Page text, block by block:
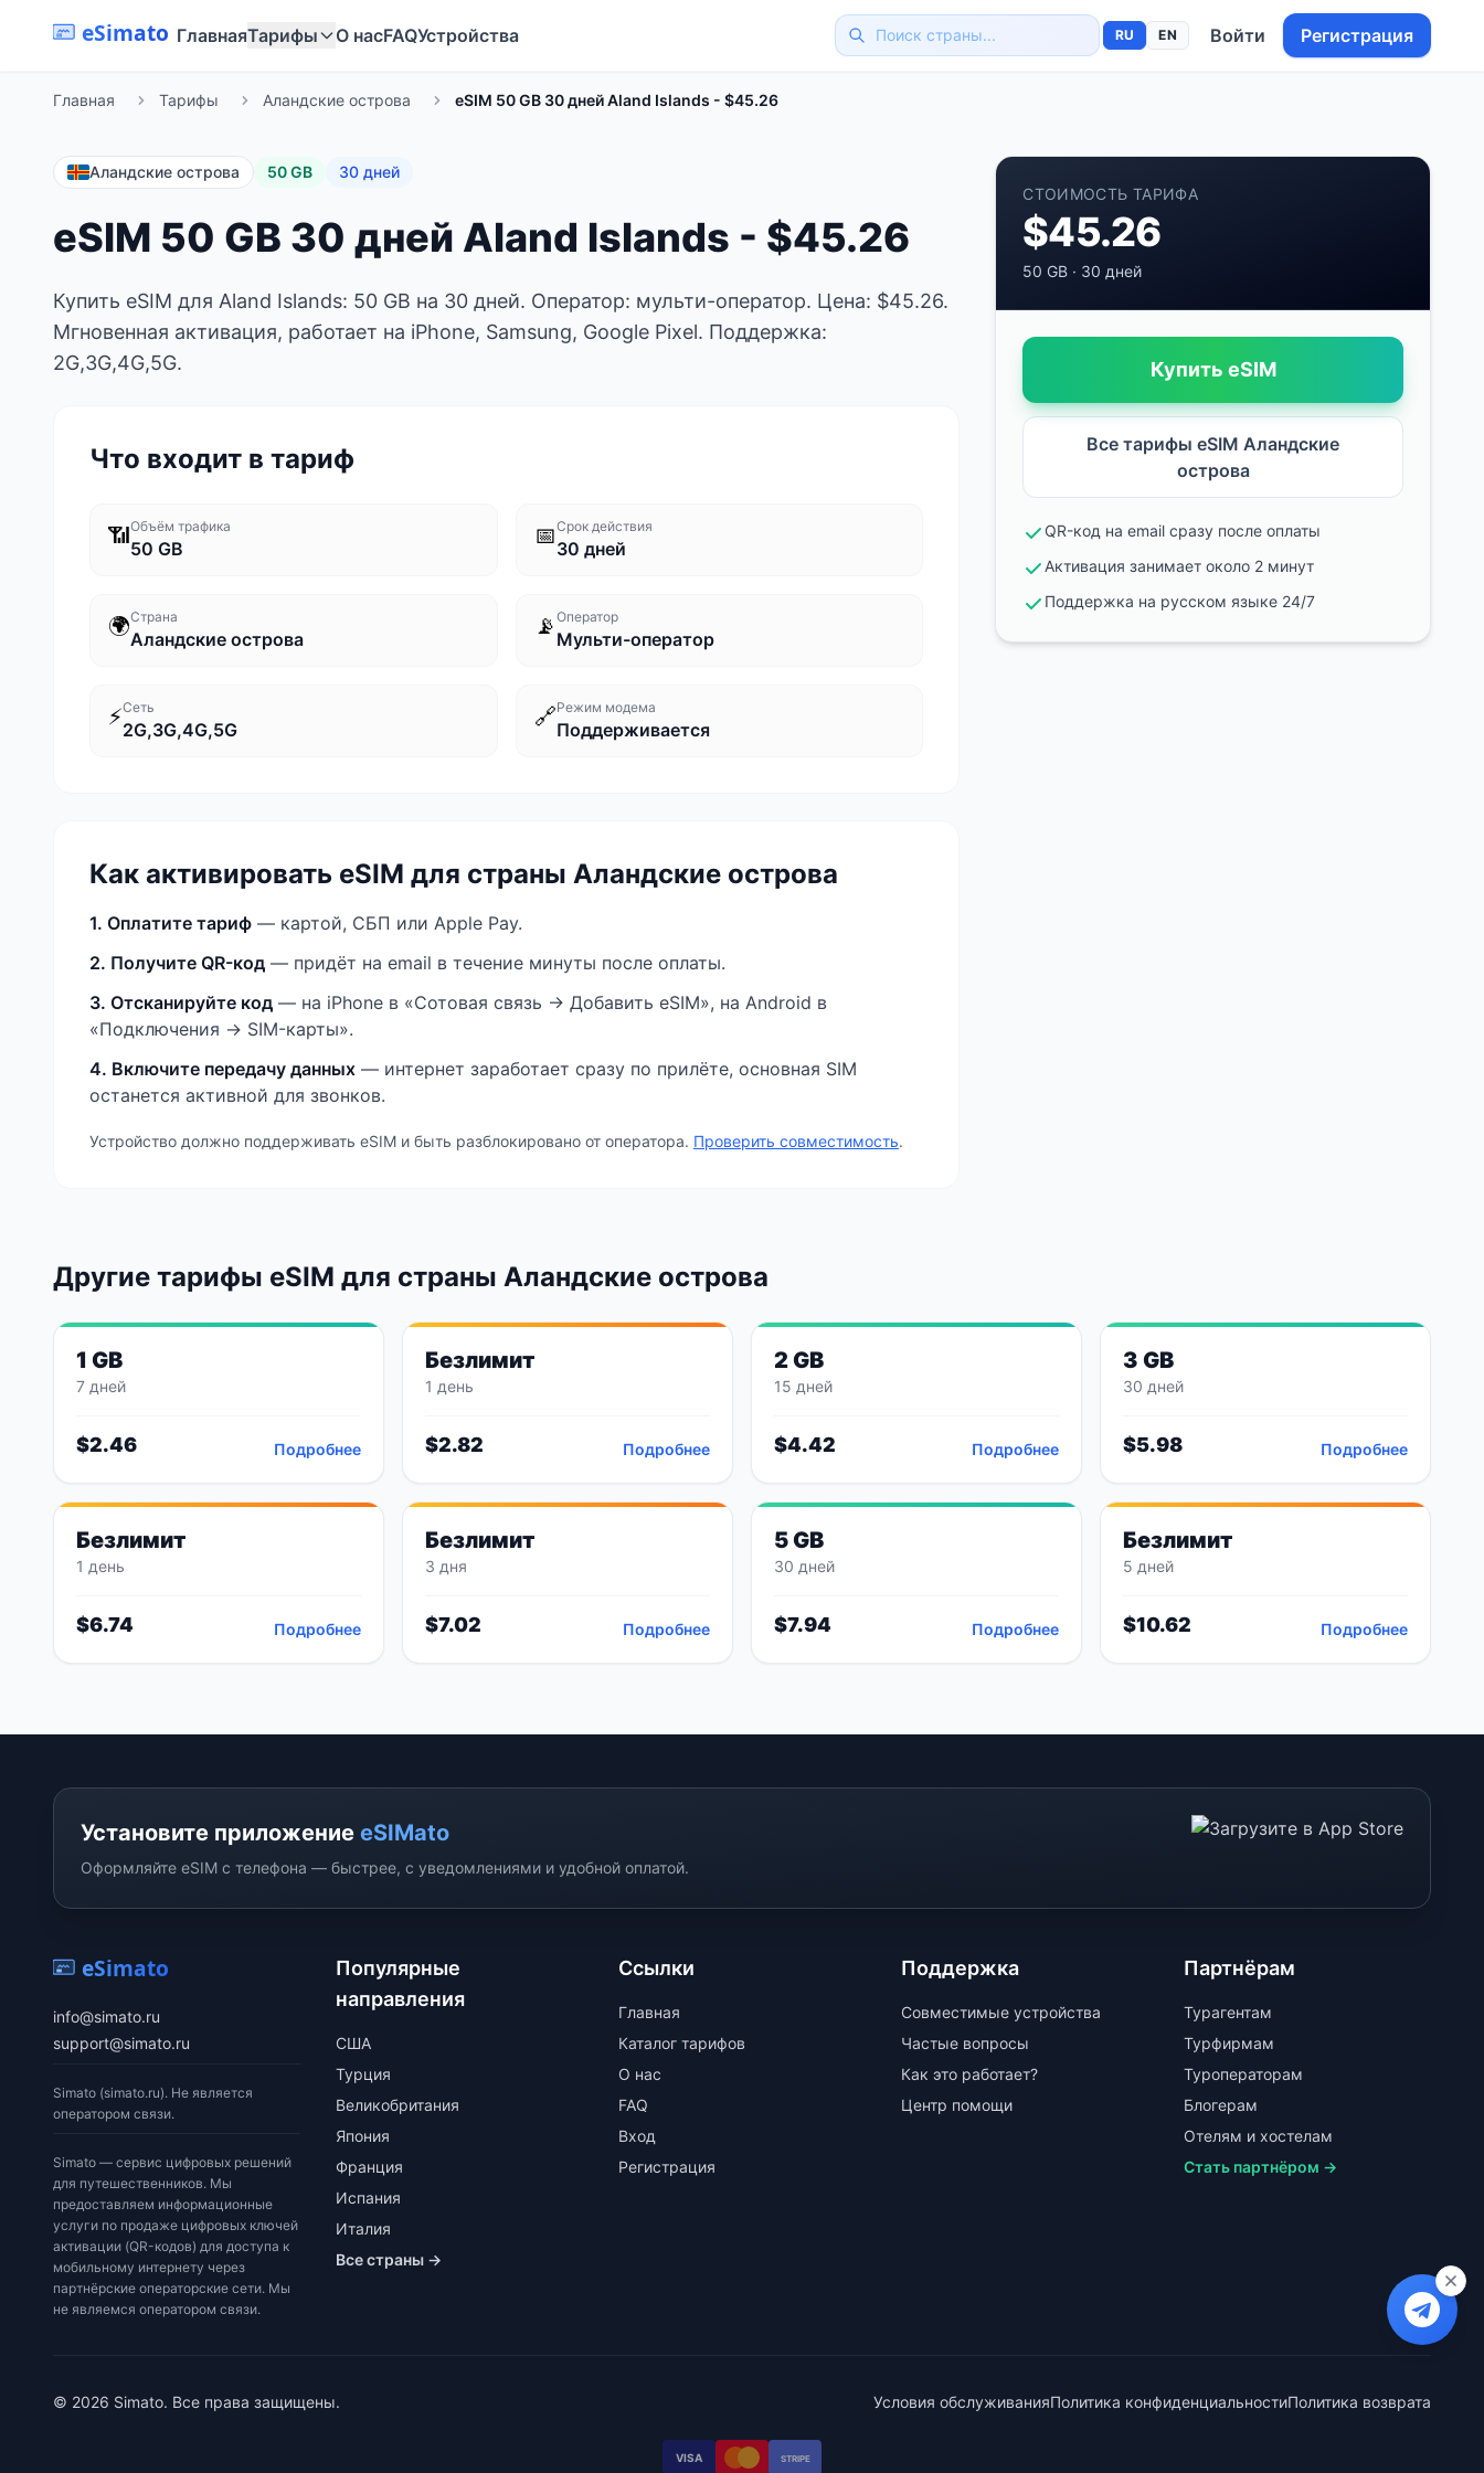
eSimato ГлавнаяТарифы О насFAQУстройства RU EN Войти Регистрация
Главная Тарифы Аландские острова eSIM 50 GB 30 дней Aland Islands - $45.26
Аландские острова 50 GB 30 дней
eSIM 50 GB 30 дней Aland Islands - $45.26
Купить eSIM для Aland Islands: 50 GB на 30 дней. Оператор: мульти-оператор. Цена: $45.26.
Мгновенная активация, работает на iPhone, Samsung, Google Pixel. Поддержка:
2G,3G,4G,5G.
Что входит в тариф
📶Объём трафика
50 GB 📅Срок действия
30 дней
🌍Страна
Аландские острова 📡 Оператор
Мульти-оператор
⚡Сеть
2G,3G,4G,5G 🔗Режим модема
Поддерживается
Как активировать eSIM для страны Аландские острова
1. Оплатите тариф — картой, СБП или Apple Pay.
2. Получите QR-код — придёт на email в течение минуты после оплаты.
3. Отсканируйте код — на iPhone в «Сотовая связь → Добавить eSIM», на Android в
«Подключения → SIM-карты».
4. Включите передачу данных — интернет заработает сразу по прилёте, основная SIM
останется активной для звонков.
Устройство должно поддерживать eSIM и быть разблокировано от оператора. Проверить совместимость.
СТОИМОСТЬ ТАРИФА
$45.26
50 GB · 30 дней
Купить eSIM
Все тарифы eSIMАландские
острова
QR-код на email сразу после оплаты
Активация занимает около 2 минут
Поддержка на русском языке 24/7
Другие тарифы eSIM для страны Аландские острова
1 GB
7 дней
$2.46 Подробнее
Безлимит
1 день
$2.82 Подробнее
2 GB
15 дней
$4.42 Подробнее
3 GB
30 дней
$5.98 Подробнее
Безлимит
1 день
$6.74 Подробнее
Безлимит
3 дня
$7.02 Подробнее
5 GB
30 дней
$7.94 Подробнее
Безлимит
5 дней
$10.62 Подробнее
Установите приложение eSIMato
Оформляйте eSIM с телефона — быстрее, с уведомлениями и удобной оплатой.
eSimato
info@simato.ru
support@simato.ru
Simato (simato.ru). Не является
оператором связи.
Simato — сервис цифровых решений
для путешественников. Мы
предоставляем информационные
услуги по продаже цифровых ключей
активации (QR-кодов) для доступа к
мобильному интернету через
партнёрские операторские сети. Мы
не являемся оператором связи.
Популярные
направления
США
Турция
Великобритания
Япония
Франция
Испания
Италия
Все страны →
Ссылки
Главная
Каталог тарифов
О нас
FAQ
Вход
Регистрация
Поддержка
Совместимые устройства
Частые вопросы
Как это работает?
Центр помощи
Партнёрам
Турагентам
Турфирмам
Туроператорам
Блогерам
Отелям и хостелам
Стать партнёром →
© 2026 Simato. Все права защищены. Условия обслуживанияПолитика конфиденциальностиПолитика возврата
VISA STRIPE